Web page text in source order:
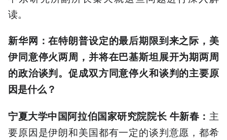
读。
新华网：在特朗普设定的最后期限到来之际，美
伊同意停火两周，并将在巴基斯坦展开为期两周
的政治谈判。促成双方同意停火和谈判的主要原
因是什么？
宁夏大学中国阿拉伯国家研究院院长 牛新春： 主
要原因是伊朗和美国都有一定的谈判意愿，都希